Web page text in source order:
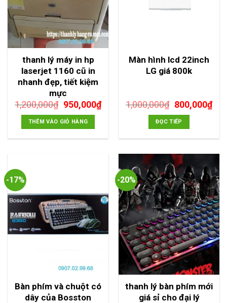
thanh lý máy in hp
laserjet 1160 cũ in
nhanh đẹp, tiết kiệm
mực
1,200,000₫ Giá
gốc
là:
1,200,000₫.
950,000₫Giá
hiện
950,000₫.
THÊM VÀO GIỎ HÀNG
Màn hình lcd 22inch
LG giá 800k
1,000,000₫ Giá
gốc
là:
1,000,000₫.
800,000₫Giá
ĐỌC TIẾP
-17%
Bàn phím và chuột có
dây của Bosston
-20%
thanh lý bàn phím mới
giá sỉ cho đại lý